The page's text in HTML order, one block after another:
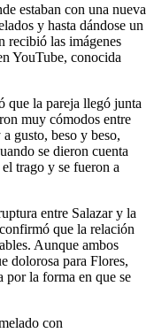
estaban con una nueva
y hasta dándose un
recibió las imágenes
YouTube, conocida
que la pareja llegó junta
muy cómodos entre
gusto, beso y beso,
se dieron cuenta
trago y se fueron a
entre Salazar y la
que la relación
Aunque ambos
dolorosa para Flores,
por la forma en que se